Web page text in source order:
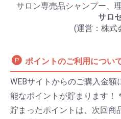
サロン専売品シャンプー、
サロ
(運営：株式
ポイントのご利用につい
WEBサイトからのご購入金
能なポイントが貯まります！
貯まったポイントは、次回商